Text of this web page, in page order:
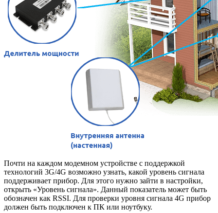
Почти на каждом модемном устройстве с поддержкой
технологий 3G/4G возможно узнать, какой уровень сигнала
поддерживает прибор. Для этого нужно зайти в настройки,
открыть «Уровень сигнала». Данный показатель может быть
обозначен как RSSI. Для проверки уровня сигнала 4G прибор
должен быть подключен к ПК или ноутбуку.